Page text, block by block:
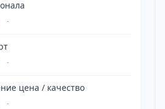
-
-
цена / качество
-